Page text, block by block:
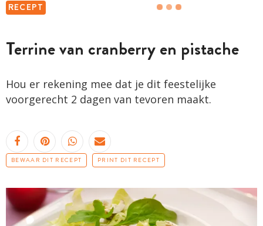
RECEPT
Terrine van cranberry en pistache
Hou er rekening mee dat je dit feestelijke
voorgerecht 2 dagen van tevoren maakt.
BEWAAR DIT RECEPT PRINT DIT RECEPT